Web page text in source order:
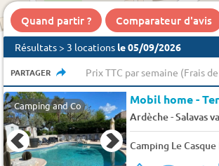
Quand partir ? Comparateur d'avis
Résultats > 3 locations le 05/09/2026
PARTAGER Prix TTC par semaine (Frais
Camping and Co Mobil home -
Ardèche-Salavas
Camping Le Casque